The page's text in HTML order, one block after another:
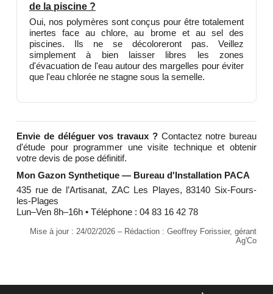
de la piscine ?
Oui, nos polymères sont conçus pour être totalement
inertes face au chlore, au brome et au sel des
piscines. Ils ne se décoloreront pas. Veillez
simplement à bien laisser libres les zones
d'évacuation de l'eau autour des margelles pour éviter
que l'eau chlorée ne stagne sous la semelle.
Envie de déléguer vos travaux ?Contactez notre bureau
d'étude pour programmer une visite technique et obtenir
votre devis de pose définitif.
Mon Gazon Synthetique — Bureau d'Installation PACA
435 rue de l’Artisanat, ZAC Les Playes, 83140 Six-Fours-
les-Plages
Lun–Ven 8h–16h • Téléphone : 04 83 16 42 78
Mise à jour : 24/02/2026 – Rédaction : Geoffrey Forissier, gérant
Ag'Co